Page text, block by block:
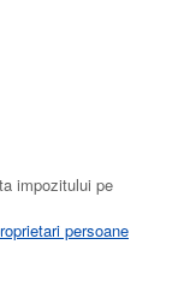
impozitului pe
persoane